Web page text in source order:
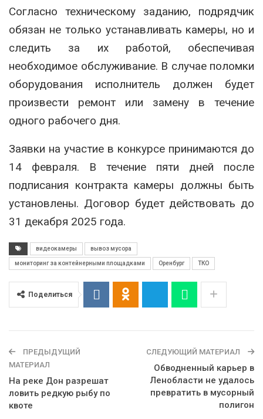
Согласно техническому заданию, подрядчик
обязан не только устанавливать камеры, но и
следить за их работой, обеспечивая
необходимое обслуживание. В случае поломки
оборудования исполнитель должен будет
произвести ремонт или замену в течение
одного рабочего дня.
Заявки на участие в конкурсе принимаются до
14 февраля. В течение пяти дней после
подписания контракта камеры должны быть
установлены. Договор будет действовать до
31 декабря 2025 года.
видеокамеры вывоз мусора
мониторинг за контейнерными площадками Оренбург ТКО
Поделиться
ПРЕДЫДУЩИЙ
МАТЕРИАЛ
На реке Дон разрешат
ловить редкую рыбу по
квоте
СЛЕДУЮЩИЙ МАТЕРИАЛ
Обводненный карьер в
Ленобласти не удалось
превратить в мусорный
полигон